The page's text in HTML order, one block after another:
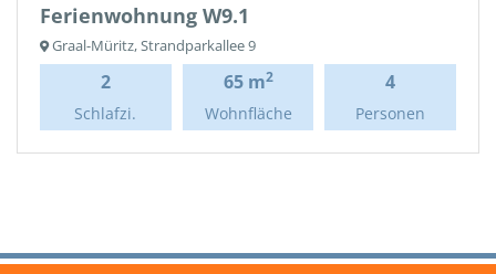
Ferienwohnung W9.1
Graal-Müritz, Strandparkallee 9
2
Schlafzi.
65 m2
Wohnfläche
4
Personen